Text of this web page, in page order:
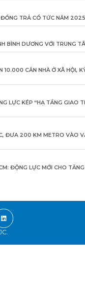
ĐỒNG TRẢ CỔ TỨC NĂM 2025
BÌNH DƯƠNG VỚI TRUNG
10.000 CĂN NHÀ Ở XÃ HỘI,
LỰC KÉP “HẠ TẦNG GIAO
ĐƯA 200 KM METRO VÀO
ĐỘNG LỰC MỚI CHO